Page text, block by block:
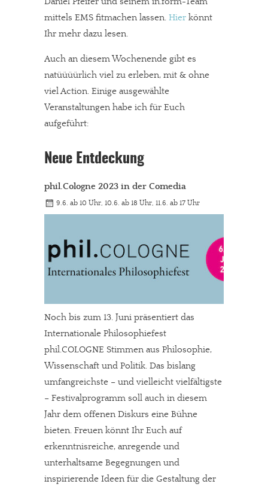
mittels EMS fitmachen lassen. Hier könnt
Ihr mehr dazu lesen.
Auch an diesem Wochenende gibt es
natüüüürlich viel zu erleben, mit & ohne
viel Action. Einige ausgewählte
Veranstaltungen habe ich für Euch
aufgeführt:
Neue Entdeckung
phil.Cologne 2023 in der Comedia
9.6. ab 10 Uhr, 10.6. ab 18 Uhr, 11.6. ab 17 Uhr
Noch bis zum 13. Juni präsentiert das
Internationale Philosophiefest
phil.COLOGNE Stimmen aus Philosophie,
Wissenschaft und Politik. Das bislang
umfangreichste – und vielleicht vielfältigste
– Festivalprogramm soll auch in diesem
Jahr dem offenen Diskurs eine Bühne
bieten. Freuen könnt Ihr Euch auf
erkenntnisreiche, anregende und
unterhaltsame Begegnungen und
inspirierende Ideen für die Gestaltung der